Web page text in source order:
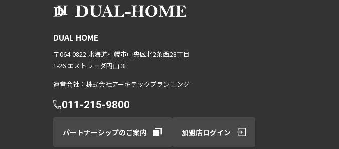
DUAL HOME
〒064-0822 北海道札幌市中央区北2条西28丁目
1-26 エストラーダ円山 3F
運営会社：株式会社アーキテックプランニング
011-215-9800
パートナーシップのご案内 加盟店ログイン